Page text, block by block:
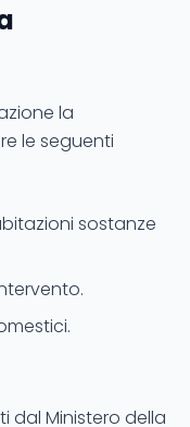
la
le seguenti
sostanze
dal Ministero della